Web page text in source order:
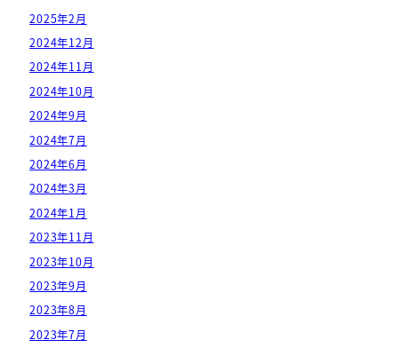
2025年2月
2024年12月
2024年11月
2024年10月
2024年9月
2024年7月
2024年6月
2024年3月
2024年1月
2023年11月
2023年10月
2023年9月
2023年8月
2023年7月